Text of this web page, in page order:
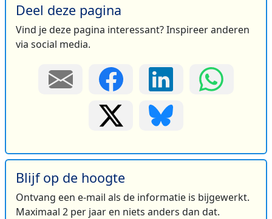
Deel deze pagina
Vind je deze pagina interessant? Inspireer anderen
via social media.
Blijf op de hoogte
Ontvang een e-mail als de informatie is bijgewerkt.
Maximaal 2 per jaar en niets anders dan dat.